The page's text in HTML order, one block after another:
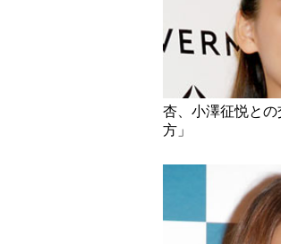
杏、小澤征悦と
方」